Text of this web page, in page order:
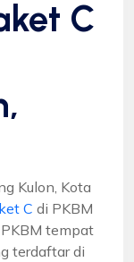
C
Kulon, Kota
C di PKBM
tempat
terdaftar di